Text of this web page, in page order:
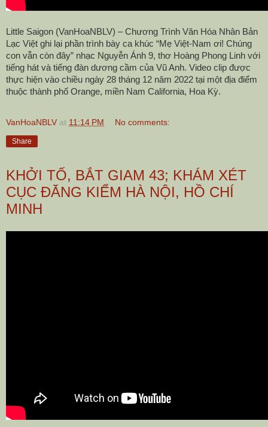
Little Saigon (VanHoaNBLV) – Chương Trình Văn Hóa Nhân Bản
Lạc Việt ghi lại phần trình bày ca khúc “Mẹ Việt-Nam ơi! Chúng
con vẫn còn đây” nhạc Nguyễn Ánh 9, thơ Hoàng Phong Linh với
tiếng hát và tiếng đàn dương cầm của Vũ Anh. Video clip được
thực hiện vào chiều ngày 28 tháng 12 năm 2022 tại một địa điểm
thuộc thành phố Orange, miền Nam California, Hoa Kỳ.
VanHoaNBLV at 11:14 PM No comments:
Share
KHỞI TỐ, BẮT GIAM 43; KHÁM XÉT
CỤC ĐĂNG KIỂM HÀ NỘI, HỒ CHÍ
MINH